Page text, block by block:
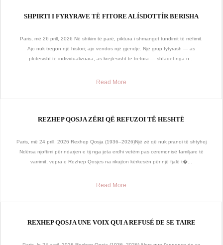
SHPIRTI I FYRYRAVE TË FITORE ALÍSDOTTÍR BERISHA
Paris, më 26 prill, 2026 Në shikim të parë, piktura i shmanget tundimit të rrëfimit.
Ajo nuk tregon një histori; ajo vendos një gjendje. Një grup fytyrash — as
plotësisht të individualizuara, as krejtësisht të tretura — shfaqet nga n...
Read More
REZHEP QOSJA ZËRI QË REFUZOI TË HESHTË
Paris, më 24 prill, 2026 Rexhep Qosja (1936–2026)Një zë që nuk pranoi të shtyhej
Ndërsa njoftimi për ndarjen e tij nga jeta erdhi vetëm pas ceremonisë familjare të
varrimit, vepra e Rezhep Qosjes na rikujton kërkesën për një fjalë t�...
Read More
REXHEP QOSJA UNE VOIX QUI A REFUSÉ DE SE TAIRE